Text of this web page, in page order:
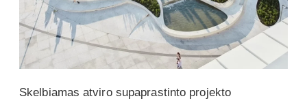
Skelbiamas atviro supaprastinto projekto